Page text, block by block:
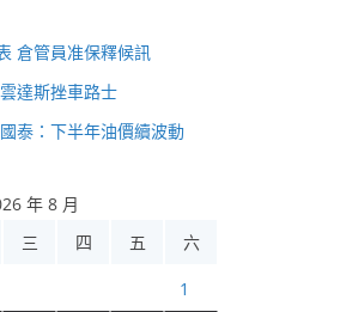
倉管員准保釋候訊
達斯挫車路士
泰：下半年油價續波動
年 8 月
三 四 五 六
1